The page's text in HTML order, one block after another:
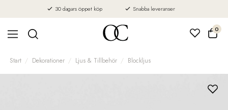
30 dagars öppet köp Snabba leveranser
0
Start Dekorationer Ljus & Tillbehör Blockljus